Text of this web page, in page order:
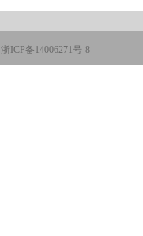
浙ICP备14006271号-8